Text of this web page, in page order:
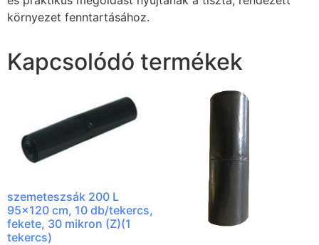
környezet fenntartásához.
Kapcsolódó termékek
szemeteszsák 200 L
95×120 cm, 10 db/tekercs,
fekete, 30 mikron (Z)(1
tekercs)